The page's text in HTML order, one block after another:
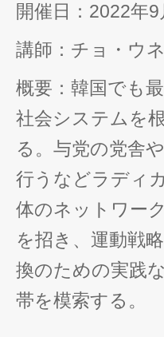
開催日：2022年
講師：チョ・ウ
概要：韓国でも
社会システムを
る。与党の党舎
行うなどラディ
体のネットワー
を招き、運動戦
換のための実践
帯を模索する。